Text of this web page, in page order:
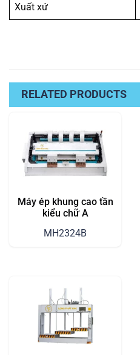
Xuất xứ
RELATED PRODUCTS
Máy ép khung cao tần
kiểu chữ A
MH2324B